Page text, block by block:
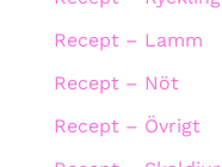
Recept – Lamm
Recept – Nöt
Recept – Övrigt